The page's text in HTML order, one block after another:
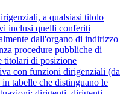
a qualsiasi titolo
inclusi quelli conferiti
dall'organo di indirizzo
procedure pubbliche di
titolari di posizione
con funzioni dirigenziali (da
tabelle che distinguano le